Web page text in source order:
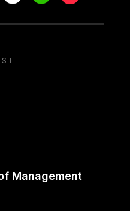
Management